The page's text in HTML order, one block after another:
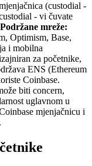
(custodial -
- vi čuvate
Podržane mreže:
Optimism, Base,
i mobilna
za početnike,
ENS (Ethereum
Coinbase.
biti concern,
uglavnom u
mjenjačnicu i